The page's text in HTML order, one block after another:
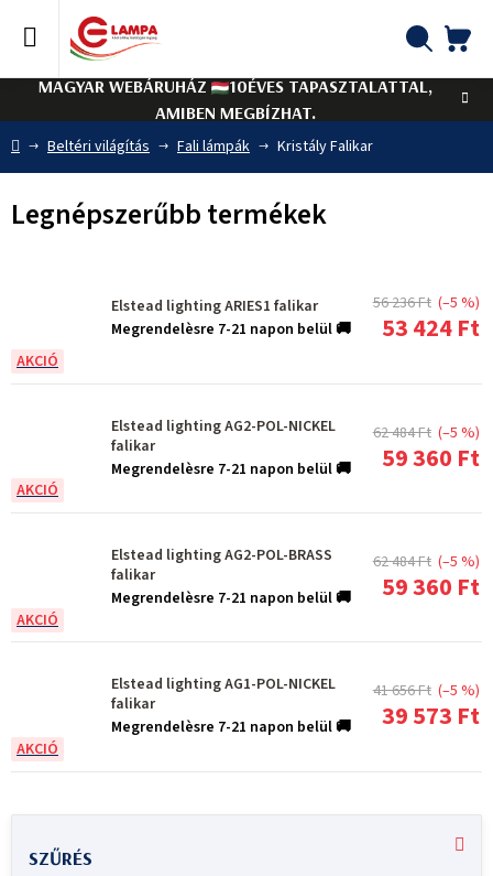
tartalomhoz
MAGYAR WEBÁRUHÁZ
10ÉVES TAPASZTALATTAL,
AMIBEN MEGBÍZHAT.
Kezdőlap
Beltéri világítás Fali lámpák Kristály Falikar
Legnépszerűbb termékek
Elstead lighting ARIES1 falikar
Megrendelèsre 7-21 napon belül 🚚
56 236 Ft (–5 %)
53 424 Ft
Elstead lighting AG2-POL-NICKEL
falikar
Megrendelèsre 7-21 napon belül 🚚
62 484 Ft (–5 %)
59 360 Ft
Elstead lighting AG2-POL-BRASS
falikar
Megrendelèsre 7-21 napon belül 🚚
62 484 Ft (–5 %)
59 360 Ft
Elstead lighting AG1-POL-NICKEL
falikar
Megrendelèsre 7-21 napon belül 🚚
41 656 Ft (–5 %)
39 573 Ft